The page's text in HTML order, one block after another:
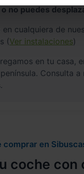
no puedes
en cualquiera de
(Ver instalaciones)
en tu casa,
Consulta a
comprar en
coche con